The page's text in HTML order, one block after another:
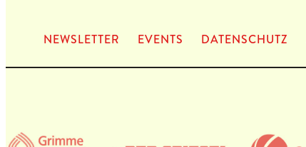
NEWS­LET­TER EVENTS DATEN­SCHUTZ